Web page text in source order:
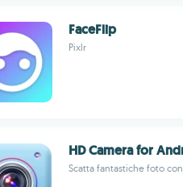
FaceFlip
Pixlr
HD Camera for
Scatta fantastiche foto